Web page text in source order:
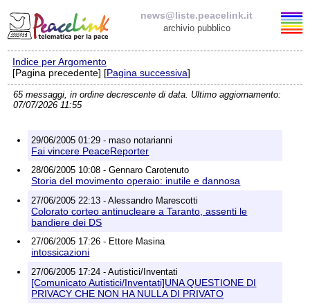
news@liste.peacelink.it
archivio pubblico
Elenco delle liste
news@liste.peacelink.it
Richieste di rimozione
Indice per Argomento
[Pagina precedente] [Pagina successiva]
65 messaggi, in ordine decrescente di data. Ultimo aggiornamento:
07/07/2026 11:55
29/06/2005 01:29 - maso notarianni
Fai vincere PeaceReporter
28/06/2005 10:08 - Gennaro Carotenuto
Storia del movimento operaio: inutile e dannosa
27/06/2005 22:13 - Alessandro Marescotti
Colorato corteo antinucleare a Taranto, assenti le
bandiere dei DS
27/06/2005 17:26 - Ettore Masina
intossicazioni
27/06/2005 17:24 - Autistici/Inventati
[Comunicato Autistici/Inventati]UNA QUESTIONE DI
PRIVACY CHE NON HA NULLA DI PRIVATO